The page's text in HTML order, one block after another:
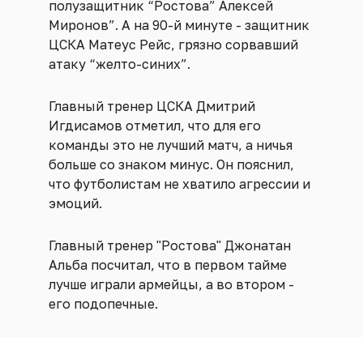
полузащитник “Ростова” Алексей
Миронов”. А на 90-й минуте - защитник
ЦСКА Матеус Рейс, грязно сорвавший
атаку “желто-синих”.
Главный тренер ЦСКА Дмитрий
Игдисамов отметил, что для его
команды это не лучший матч, а ничья
больше со знаком минус. Он пояснил,
что футболистам не хватило агрессии и
эмоций.
Главный тренер "Ростова" Джонатан
Альба посчитал, что в первом тайме
лучше играли армейцы, а во втором -
его подопечные.